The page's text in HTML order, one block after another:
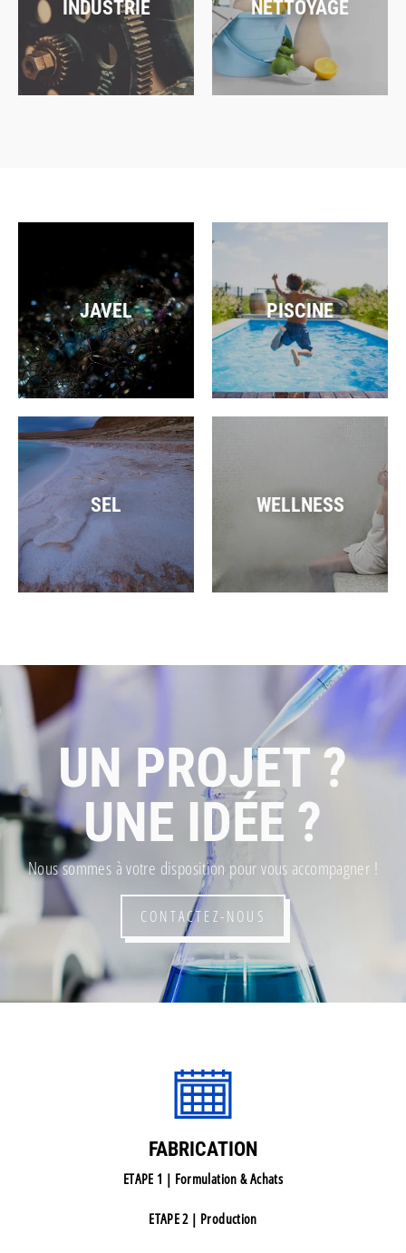
INDUSTRIE NETTOYAGE
JAVEL PISCINE
SEL WELLNESS
UN PROJET ?
UNE IDÉE ?
Nous sommes à votre disposition pour vous accompagner !
CONTACTEZ-NOUS
FABRICATION
ETAPE 1 | Formulation & Achats
ETAPE 2 | Production